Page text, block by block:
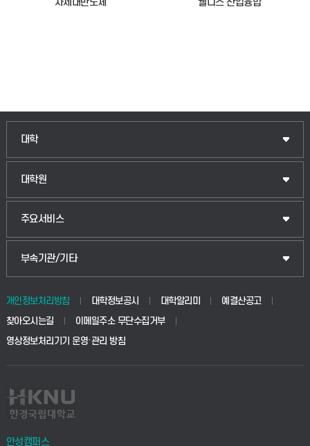
차세대반도체 웰니스 산업융합
대학
대학원
주요서비스
부속기관/기타
개인정보처리방침 대학정보공시 대학알리미
예결산공고
찾아오시는길
이메일주소 무단수집거부
영상정보처리기기 운영·관리 방침
안성캠퍼스